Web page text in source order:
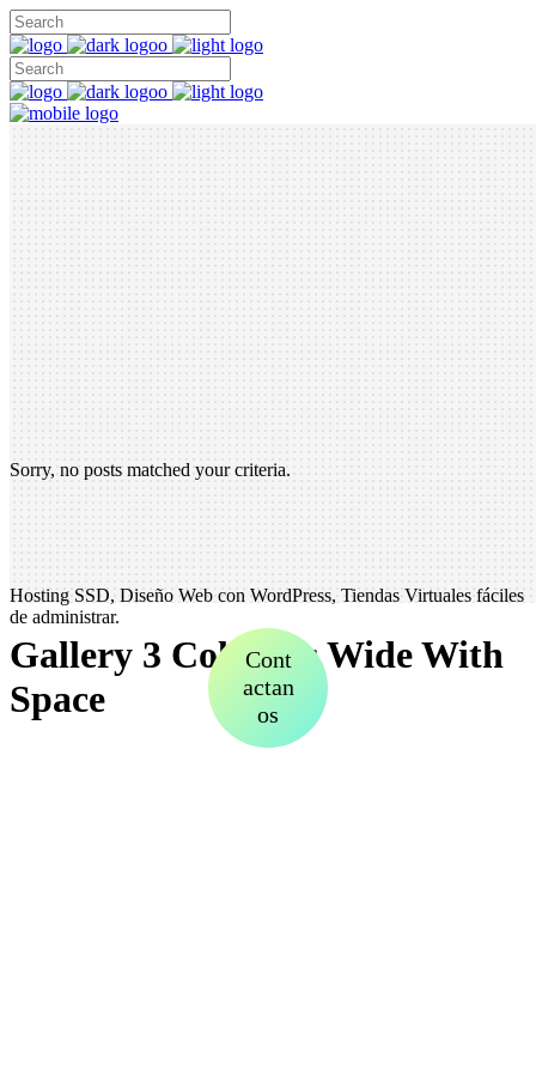
Gallery 3 Columns Wide With
Space
Sorry, no posts matched your criteria.
Hosting SSD, Diseño Web con WordPress, Tiendas Virtuales fáciles
de administrar.
Cont
actan
os